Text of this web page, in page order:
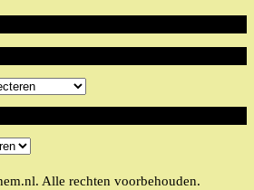
Alle rechten voorbehouden.